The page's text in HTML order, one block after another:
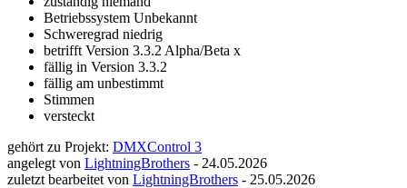
Betriebssystem Unbekannt
Schweregrad niedrig
betrifft Version 3.3.2 Alpha/Beta x
fällig in Version 3.3.2
fällig am unbestimmt
Stimmen
versteckt
gehört zu Projekt: DMXControl 3
angelegt von LightningBrothers - 24.05.2026
zuletzt bearbeitet von LightningBrothers - 25.05.2026